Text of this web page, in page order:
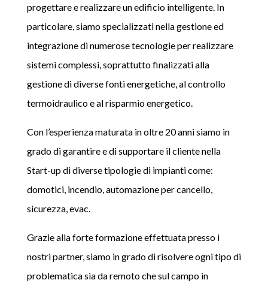
progettare e realizzare un edificio intelligente. In
particolare, siamo specializzati nella gestione ed
integrazione di numerose tecnologie per realizzare
sistemi complessi, soprattutto finalizzati alla
gestione di diverse fonti energetiche, al controllo
termoidraulico e al risparmio energetico.
Con l’esperienza maturata in oltre 20 anni siamo in
grado di garantire e di supportare il cliente nella
Start-up di diverse tipologie di impianti come:
domotici, incendio, automazione per cancello,
sicurezza, evac.
Grazie alla forte formazione effettuata presso i
nostri partner, siamo in grado di risolvere ogni tipo di
problematica sia da remoto che sul campo in